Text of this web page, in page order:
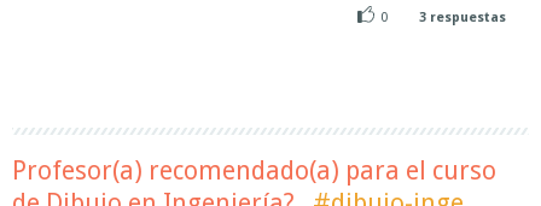
0
3 respuestas
Profesor(a) recomendado(a) para el curso